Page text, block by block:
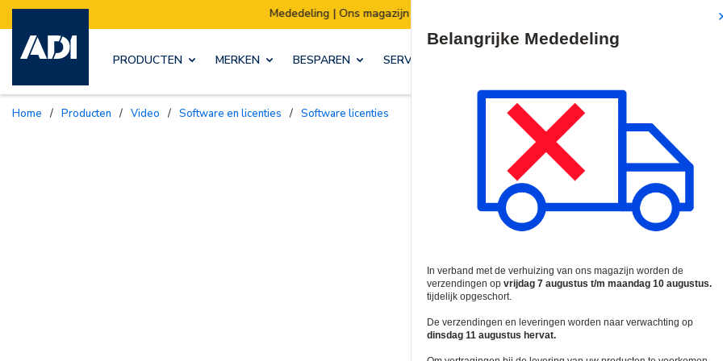
Mededeling | Ons magazijn verhuist: Verzendingen worden van 7 t/m 10 augustus opgeschort.
PRODUCTEN MERKEN BESPAREN SERVICES & OPLOSSINGEN
Home / Producten / Video / Software en licenties / Software licenties